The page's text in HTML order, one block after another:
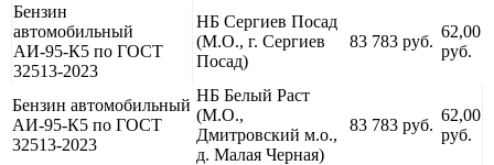
Бензин
автомобильный
АИ-95-К5 по ГОСТ
32513-2023
НБ Сергиев Посад
(М.О., г. Сергиев
Посад)
83 783 руб.
62,00
руб.
Бензин автомобильный
АИ-95-К5 по ГОСТ
32513-2023
НБ Белый Раст
(М.О.,
Дмитровский м.о.,
д. Малая Черная)
83 783 руб.
62,00
руб.